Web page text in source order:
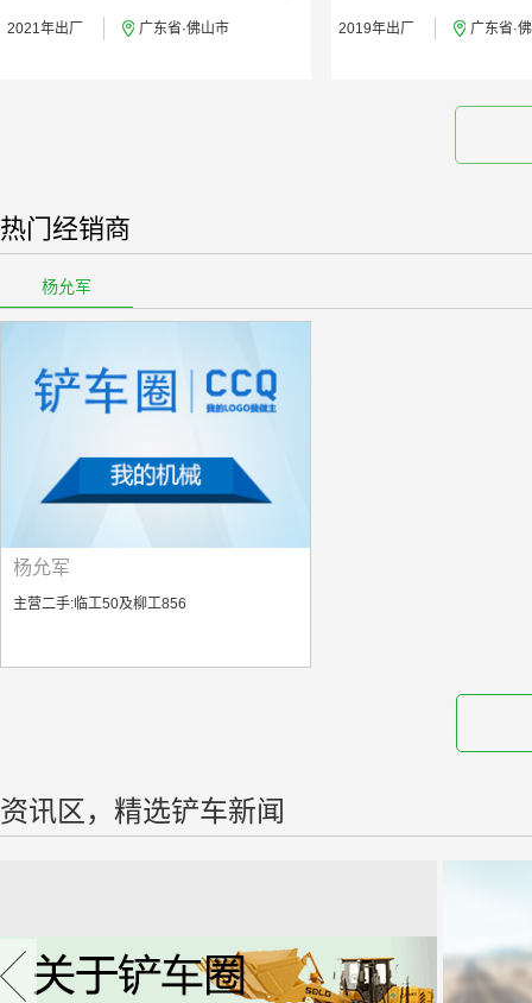
2021年出厂 广东省·佛山市 2019年出厂 广东省·
热门经销商
杨允军
杨允军
主营二手:临工50及柳工856
资讯区，精选铲车新闻